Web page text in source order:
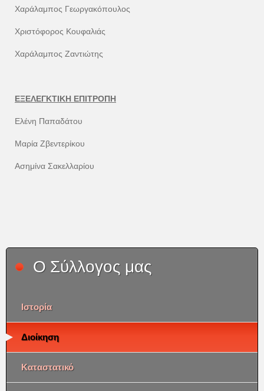
Χαράλαμπος Γεωργακόπουλος
Χριστόφορος Κουφαλιάς
Χαράλαμπος Ζαντιώτης
ΕΞΕΛΕΓΚΤΙΚΗ ΕΠΙΤΡΟΠΗ
Ελένη Παπαδάτου
Μαρία Ζβεντερίκου
Ασημίνα Σακελλαρίου
Ο Σύλλογος μας
Ιστορία
Διοίκηση
Καταστατικό